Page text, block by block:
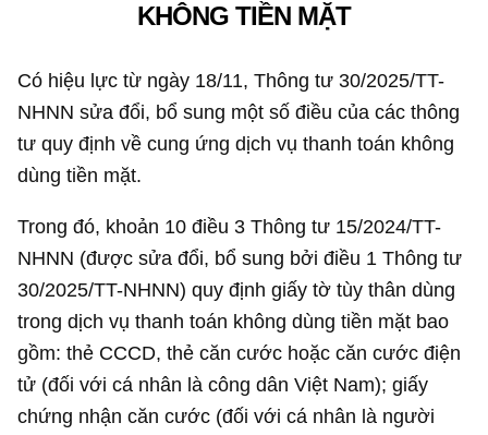
KHÔNG TIỀN MẶT
Có hiệu lực từ ngày 18/11, Thông tư 30/2025/TT-
NHNN sửa đổi, bổ sung một số điều của các thông
tư quy định về cung ứng dịch vụ thanh toán không
dùng tiền mặt.
Trong đó, khoản 10 điều 3 Thông tư 15/2024/TT-
NHNN (được sửa đổi, bổ sung bởi điều 1 Thông tư
30/2025/TT-NHNN) quy định giấy tờ tùy thân dùng
trong dịch vụ thanh toán không dùng tiền mặt bao
gồm: thẻ CCCD, thẻ căn cước hoặc căn cước điện
tử (đối với cá nhân là công dân Việt Nam); giấy
chứng nhận căn cước (đối với cá nhân là người